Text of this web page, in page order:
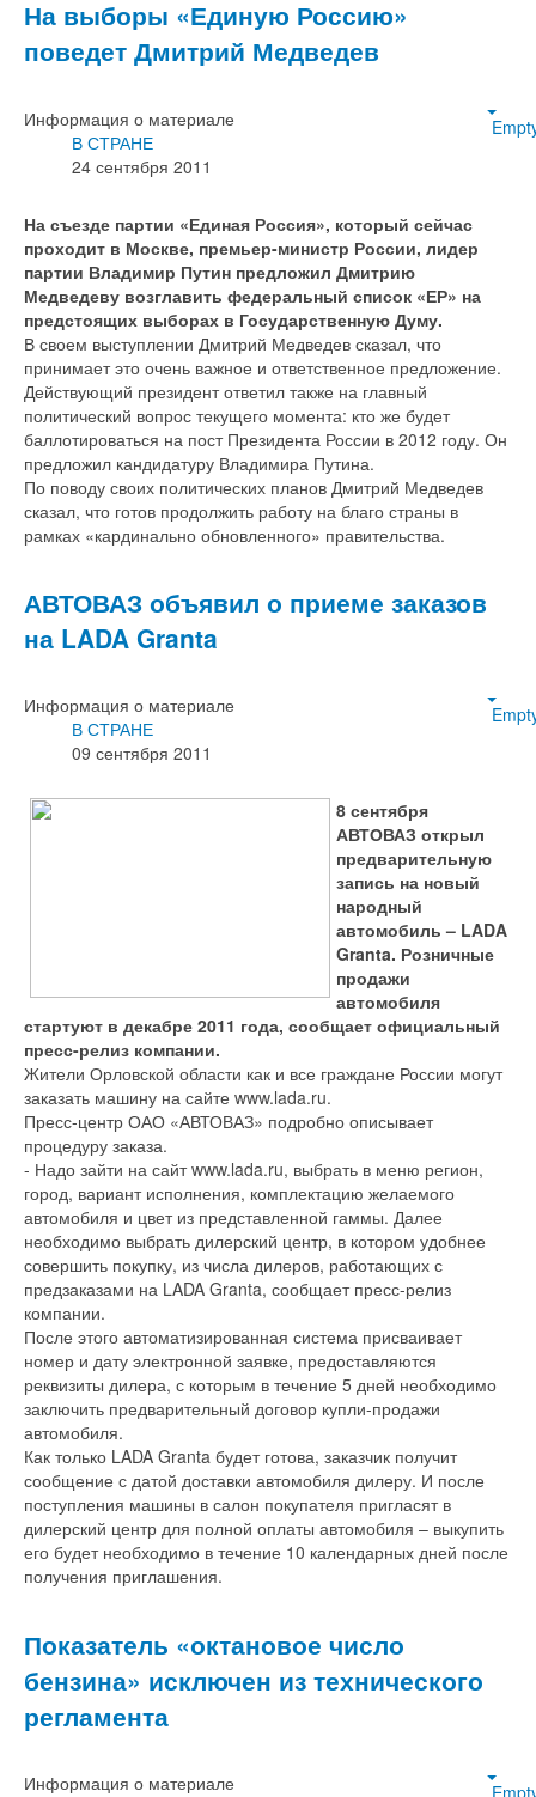
На выборы «Единую Россию»
поведет Дмитрий Медведев
Информация о материале
В СТРАНЕ
24 сентября 2011
На съезде партии «Единая Россия», который сейчас
проходит в Москве, премьер-министр России, лидер
партии Владимир Путин предложил Дмитрию
Медведеву возглавить федеральный список «ЕР» на
предстоящих выборах в Государственную Думу.
В своем выступлении Дмитрий Медведев сказал, что
принимает это очень важное и ответственное предложение.
Действующий президент ответил также на главный
политический вопрос текущего момента: кто же будет
баллотироваться на пост Президента России в 2012 году. Он
предложил кандидатуру Владимира Путина.
По поводу своих политических планов Дмитрий Медведев
сказал, что готов продолжить работу на благо страны в
рамках «кардинально обновленного» правительства.
АВТОВАЗ объявил о приеме заказов
на LADA Granta
Информация о материале
В СТРАНЕ
09 сентября 2011
8 сентября
АВТОВАЗ открыл
предварительную
запись на новый
народный
автомобиль – LADA
Granta. Розничные
продажи
автомобиля
стартуют в декабре 2011 года, сообщает официальный
пресс-релиз компании.
Жители Орловской области как и все граждане России могут
заказать машину на сайте www.lada.ru.
Пресс-центр ОАО «АВТОВАЗ» подробно описывает
процедуру заказа.
- Надо зайти на сайт www.lada.ru, выбрать в меню регион,
город, вариант исполнения, комплектацию желаемого
автомобиля и цвет из представленной гаммы. Далее
необходимо выбрать дилерский центр, в котором удобнее
совершить покупку, из числа дилеров, работающих с
предзаказами на LADA Granta, сообщает пресс-релиз
компании.
После этого автоматизированная система присваивает
номер и дату электронной заявке, предоставляются
реквизиты дилера, с которым в течение 5 дней необходимо
заключить предварительный договор купли-продажи
автомобиля.
Как только LADA Granta будет готова, заказчик получит
сообщение с датой доставки автомобиля дилеру. И после
поступления машины в салон покупателя пригласят в
дилерский центр для полной оплаты автомобиля – выкупить
его будет необходимо в течение 10 календарных дней после
получения приглашения.
Показатель «октановое число
бензина» исключен из технического
регламента
Информация о материале